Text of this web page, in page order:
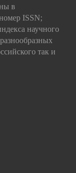
в
ISSN;
научного
так и